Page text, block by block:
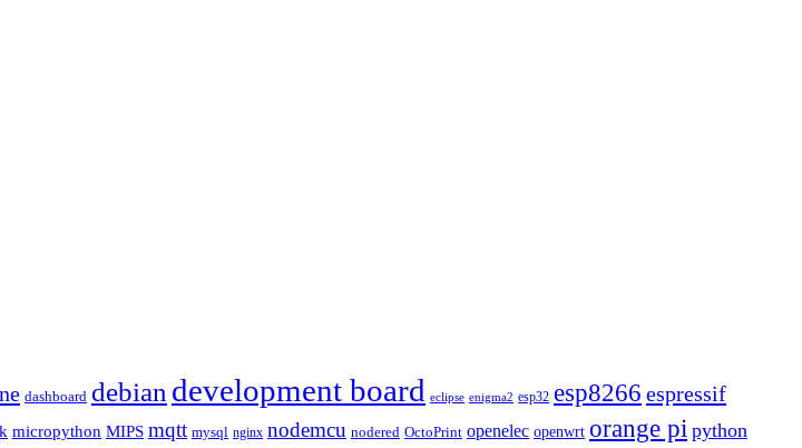
dashboard debian development board eclipse enigma2 esp32 esp8266 espressif
micropython MIPS mqtt mysql nginx nodemcu nodered OctoPrint openelec openwrt orange pi python